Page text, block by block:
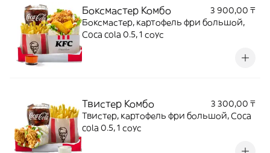
Боксмастер Комбо
3 900,00 ₸
Боксмастер, картофель фри большой,
Coca cola 0.5, 1 соус
Твистер Комбо
3 300,00 ₸
Твистер, картофель фри большой, Coca
cola 0.5, 1 соус